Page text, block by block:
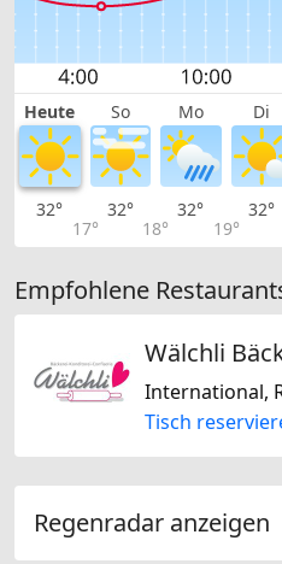
Heute So Mo Di
32°
17°
32°
18°
32°
19°
32°
Empfohlene
International,
Tisch
Regenradar anzeigen